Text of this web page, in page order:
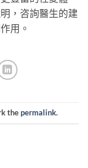
，咨詢醫生的建
用。
thepermalink.